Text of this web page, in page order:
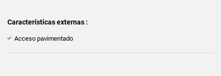
Características externas :
Acceso pavimentado